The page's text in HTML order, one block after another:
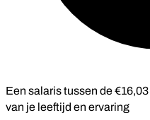
Een salaris tussen de
van je leeftijd en ervaring